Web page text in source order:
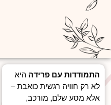
התמודדות עם פרידה היא
לא רק חוויה רגשית כואבת –
אלא מסע שלם, מורכב,